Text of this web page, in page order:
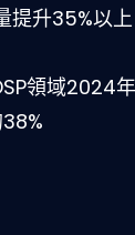
提升35%以
領域2024